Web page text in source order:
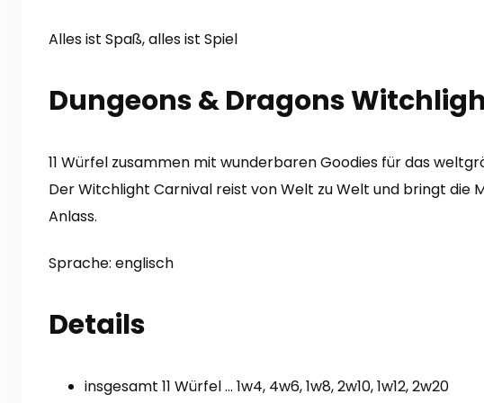
Alles ist Spaß, alles ist Spiel
Dungeons & Dragons
11 Würfel zusammen mit wunderbaren Goodies für das
Der Witchlight Carnival reist von Welt zu Welt und bringt die
Anlass.
Sprache: englisch
Details
insgesamt 11 Würfel … 1w4, 4w6, 1w8, 2w10, 1w12, 2w20